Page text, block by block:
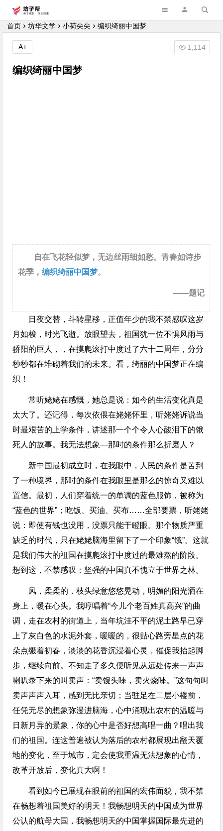
坊子帮
首页 坊华文学 小荷尖尖 编织绮丽中国梦
编织绮丽中国梦
1,114
A+
自在飞花轻似梦，无边丝雨细如愁。青春如诗步
花季，编织绮丽中国梦。
——题记
日夜交替，斗转星移，正值年少的我不禁感叹这岁
月如梭，时光飞逝。放眼望去，祖国犹一位不惧风雨与
骄阳的巨人，，在摸爬滚打中度过了六十二周年，分分
秒秒都在堆砌着我们的未来。看，绮丽的中国梦正在编
织！
常听姥姥在感慨，她总是说：如今的生活变化真是
太大了。还记得，每次依偎在姥姥怀里，听姥姥诉说当
时最艰苦的上学条件，讲述那一个个令人心酸泪下的饿
死人的故事。我无法想象—那时的条件那么折磨人？
新中国最初成立时，在我眼中，人民的条件是苦到
了一种境界，那时的条件在我眼里是那么的惊奇又难以
置信。最初，人们穿着统一的单调的蓝色服饰，被称为
“蓝色的世界”；吃饭、买油、买布……全部要票，听姥姥
说：即使有钱也没用，没票只能干瞪眼。那个物质严重
缺乏的时代，只在姥姥脑海里留下了一个印象“饿”。这就
是我们伟大的祖国在摸爬滚打中度过的最难熬的阶段。
想到这，不禁感叹：坚强的中国真不愧立于世界之林。
风，柔柔的，枝头绿意悠悠晃动，明媚的阳光洒在
身上，暖在心头。我哼唱着“今儿个老百姓真高兴”的曲
调，走在农村的街道上，当年坑洼不平的泥土路早已穿
上了灰白色的水泥外套，暖暖的，很贴心路旁星点的花
朵点缀着初春，淡淡的花香沉浸着心灵，催促我抬起脚
步，继续向前。不知走了多久便听见从远处传来一声声
喇叭录下来的叫卖声：“卖馒头唻，卖火烧唻。”这句句叫
卖声声声入耳，感到无比亲切；当驻足在二层小楼前，
任凭无尽的想象弥漫进脑海，心中涌现出农村的温暖与
日新月异的景象，你的心中是否好想高唱一曲？唱出我
们的祖国。连这普遍被认为落后的农村都展现出翻天覆
地的变化，至于城市，定会使我重温无法想象的心情，
改革开放后，变化真大啊！
看到如今已展现在眼前的祖国的宏伟面貌，我不禁
在畅想着祖国美好的明天！我畅想明天的中国成为世界
公认的航母大国，我畅想明天的中国掌握国际最先进的